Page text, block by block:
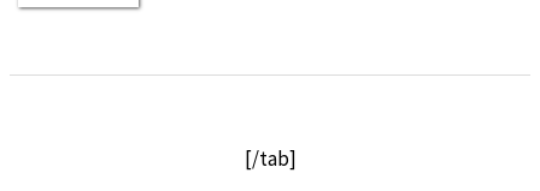
[/tab]